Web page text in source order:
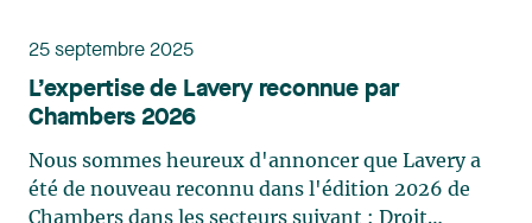
25 septembre 2025
L’expertise de Lavery reconnue par
Chambers 2026
Nous sommes heureux d'annoncer que Lavery a
été de nouveau reconnu dans l'édition 2026 de
Chambers dans les secteurs suivant : Droit